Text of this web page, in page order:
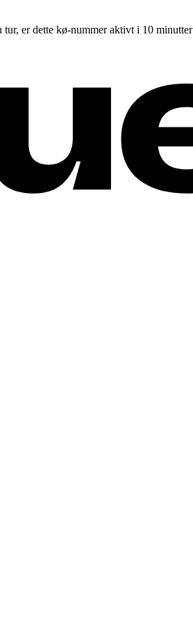
er dette kø-nummer aktivt i 10 minutter